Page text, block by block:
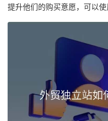
提升他们的购买意愿，可以使